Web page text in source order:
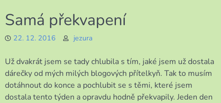
Samá překvapení
22. 12. 2016 jezura
Už dvakrát jsem se tady chlubila s tím, jaké jsem už dostala
dárečky od mých milých blogových přítelkyň. Tak to musím
dotáhnout do konce a pochlubit se s těmi, které jsem
dostala tento týden a opravdu hodně překvapily. Jeden den